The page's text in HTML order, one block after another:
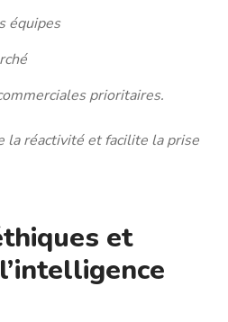
équipes
prioritaires.
la réactivité et facilite la prise
et